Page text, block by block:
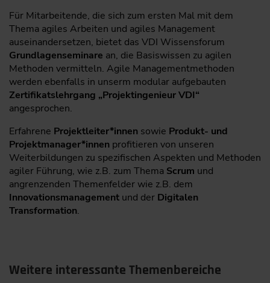
Für Mitarbeitende, die sich zum ersten Mal mit dem
Thema agiles Arbeiten und agiles Management
auseinandersetzen, bietet das VDI Wissensforum
Grundlagenseminare an, die Basiswissen zu agilen
Methoden vermitteln. Agile Managementmethoden
werden ebenfalls in unserm modular aufgebauten
Zertifikatslehrgang „Projektingenieur VDI“
angesprochen.
Erfahrene Projektleiter*innen sowie Produkt- und
Projektmanager*innen profitieren von unseren
Weiterbildungen zu spezifischen Aspekten und Methoden
agiler Führung, wie z.B. zum Thema Scrum und
angrenzenden Themenfelder wie z.B. dem
Innovationsmanagement und der Digitalen
Transformation.
Weitere interessante Themenbereiche